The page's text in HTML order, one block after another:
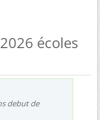
écoles
debut de